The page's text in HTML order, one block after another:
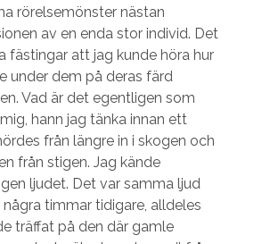
rörelsemönster nästan
av en enda stor individ. Det
fästingar att jag kunde höra hur
under dem på deras färd
Vad är det egentligen som
hann jag tänka innan ett
från längre in i skogen och
från stigen. Jag kände
ljudet. Det var samma ljud
timmar tidigare, alldeles
träffat på den där gamle